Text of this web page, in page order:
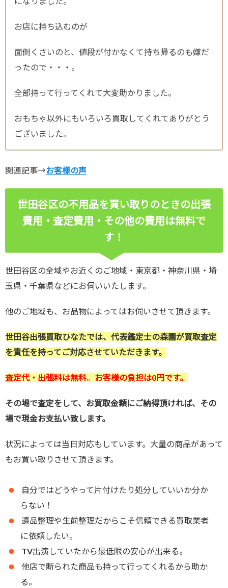
お店に持ち込むのが
面倒くさいのと、値段が付かなくて持ち帰るのも嫌だ
ったので・・・。
全部持って行ってくれて大変助かりました。
おもちゃ以外にもいろいろ買取してくれてありがとう
ございました。
関連記事→お客様の声
世田谷区の不用品を買い取りのときの出張
費用・査定費用・その他の費用は無料で
す！
世田谷区の全域やお近くのご地域・東京都・神奈川県・埼
玉県・千葉県などにお伺いいたします。
他のご地域も、お品物によってはお伺いさせて頂きます。
世田谷出張買取ひなたでは、代表鑑定士の森園が買取査定
を責任を持ってご対応させていただきます。
査定代・出張料は無料。 お客様の負担は0円です。
その場で査定をして、お買取金額にご納得頂ければ、その
場で現金お支払い致します。
状況によっては当日対応もしています。大量の商品があって
もお買い取りさせて頂きます。
自分ではどうやって片付けたり処分していいか分か
らない！
遺品整理や生前整理だからこそ信頼できる買取業者
に依頼したい。
TV出演していたから最低限の安心が出来る。
他店で断られた商品も持って行ってくれるから助か
る。